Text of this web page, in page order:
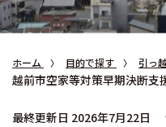
ホーム 目的で探す 引っ
越前市空家等対策早期決断支
最終更新日 2026年7月22日